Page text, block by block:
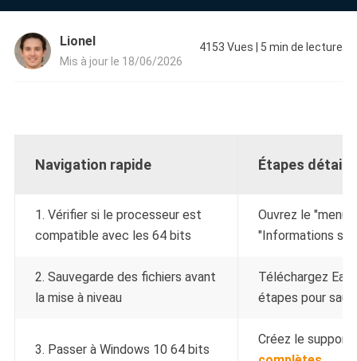
Lionel
Mis à jour le 18/06/2026
4153 Vues 5 min de lecture
Navigation rapide Étapes
1. Vérifier si le processeur est
compatible avec les 64 bits
Ouvrez le "menu
"Informations
2. Sauvegarde des fichiers avant
la mise à niveau
Téléchargez
étapes pour
3. Passer à Windows 10 64 bits
Créez le support